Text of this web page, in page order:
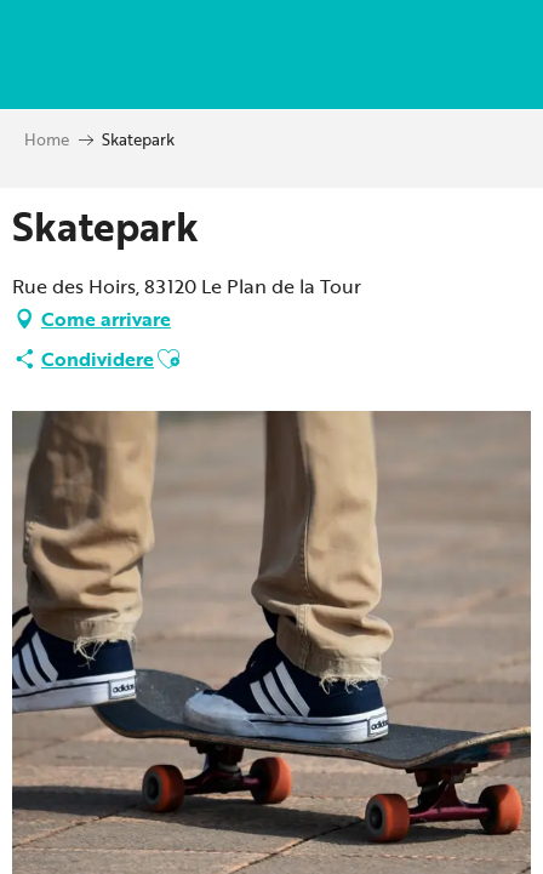
principal
Home Skatepark
Skatepark
Rue des Hoirs, 83120 Le Plan de la Tour
Come arrivare
CondividereAjouter aux favoris